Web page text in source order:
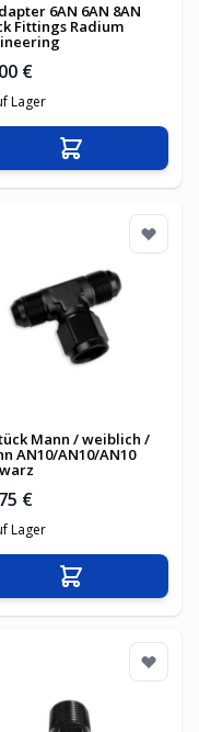
6AN 6AN 8AN
Fittings Radium
€
Lager
In den
Mann / weiblich /
AN10/AN10/AN10
€
Lager
In den